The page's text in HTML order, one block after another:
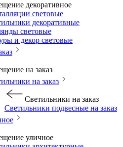
декоративное
световые
декоративные
световые
и декор световые
на заказ
на заказ
Светильники на заказ
Светильники подвесные на заказ
уличное